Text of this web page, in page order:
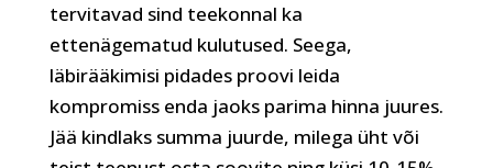
tervitavad sind teekonnal ka
ettenägematud kulutused. Seega,
läbirääkimisi pidades proovi leida
kompromiss enda jaoks parima hinna juures.
Jää kindlaks summa juurde, milega üht või